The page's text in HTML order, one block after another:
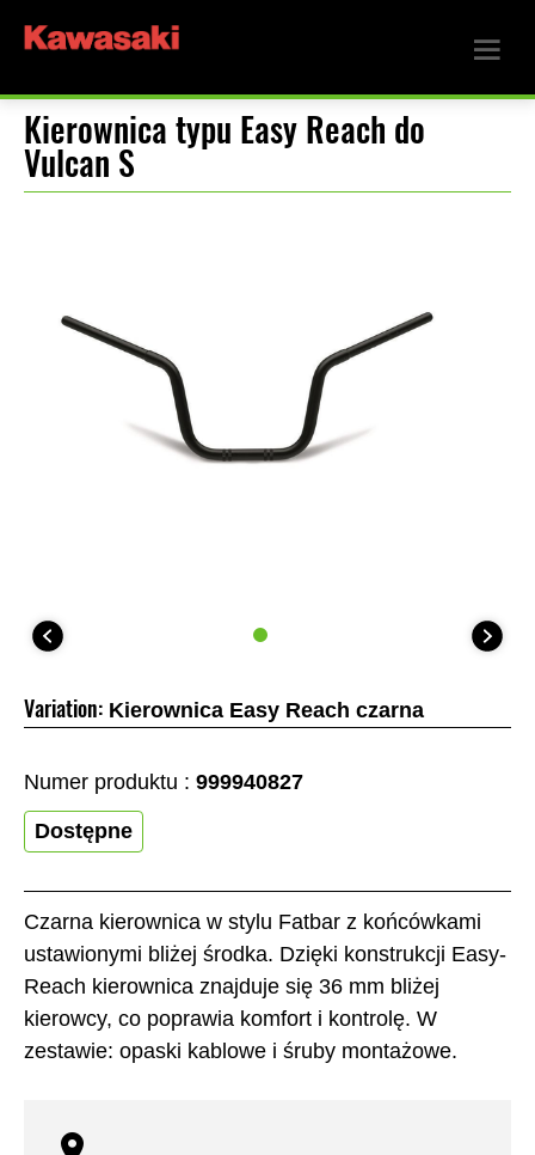
Kierownica typu Easy Reach do
Vulcan S
Czarna kierownica w stylu Fatbar z końcówkami
ustawionymi bliżej środka. Dzięki konstrukcji Easy-
Reach kierownica znajduje się 36 mm bliżej
kierowcy, co poprawia komfort i kontrolę. W
zestawie: opaski kablowe i śruby montażowe.
Variation: Kierownica Easy Reach czarna
Numer produktu : 999940827
Dostępne